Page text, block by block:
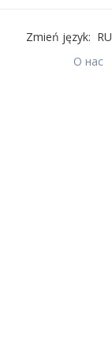
Zmień język:
О нас